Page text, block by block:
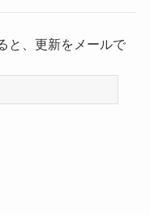
と、更新をメールで